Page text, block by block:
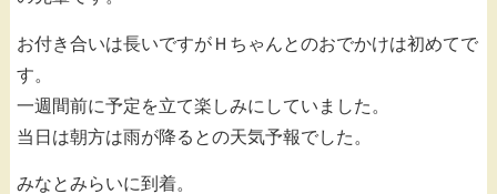
お付き合いは長いですがＨちゃんとのおでかけは初めてで
す。
一週間前に予定を立て楽しみにしていました。
当日は朝方は雨が降るとの天気予報でした。
みなとみらいに到着。